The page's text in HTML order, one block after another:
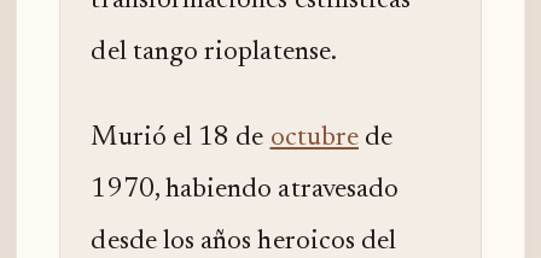
del tango rioplatense.
Murió el 18 de octubrede
1970, habiendo atravesado
desde los años heroicos del